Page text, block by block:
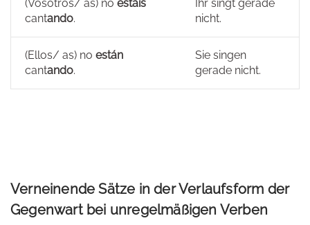
(Vosotros/ as) no estáis
cantando.
Ihr singt gerade
nicht.
(Ellos/ as) no están
cantando.
Sie singen
gerade nicht.
Verneinende Sätze in der Verlaufsform der
Gegenwart bei unregelmäßigen Verben